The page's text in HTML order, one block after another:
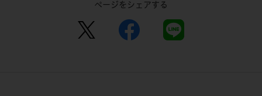
ページをシェアする